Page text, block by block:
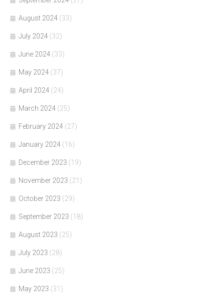
August 2024 (33)
July 2024 (32)
June 2024 (33)
May 2024 (37)
April 2024 (24)
March 2024 (25)
February 2024 (27)
January 2024 (16)
December 2023 (19)
November 2023 (21)
October 2023 (29)
September 2023 (18)
August 2023 (25)
July 2023 (28)
June 2023 (25)
May 2023 (31)